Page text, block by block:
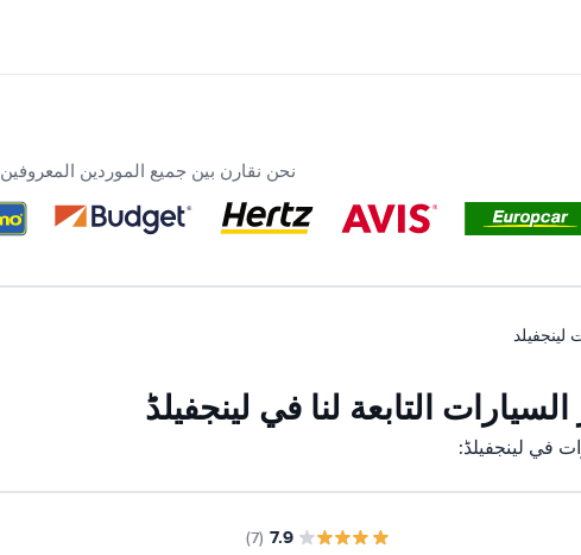
نحن نقارن بين جميع الموردين المعروفين
لينجفيلد
التابعة لنا في لینجفیلڈ
في لینجفیلڈ:
7.9
(7)